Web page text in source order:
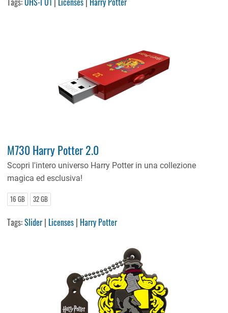
M730 Harry Potter 2.0
Scopri l'intero universo Harry Potter in una collezione
magica ed esclusiva!
16 GB 32 GB
Tags:Slider | Licenses | Harry Potter